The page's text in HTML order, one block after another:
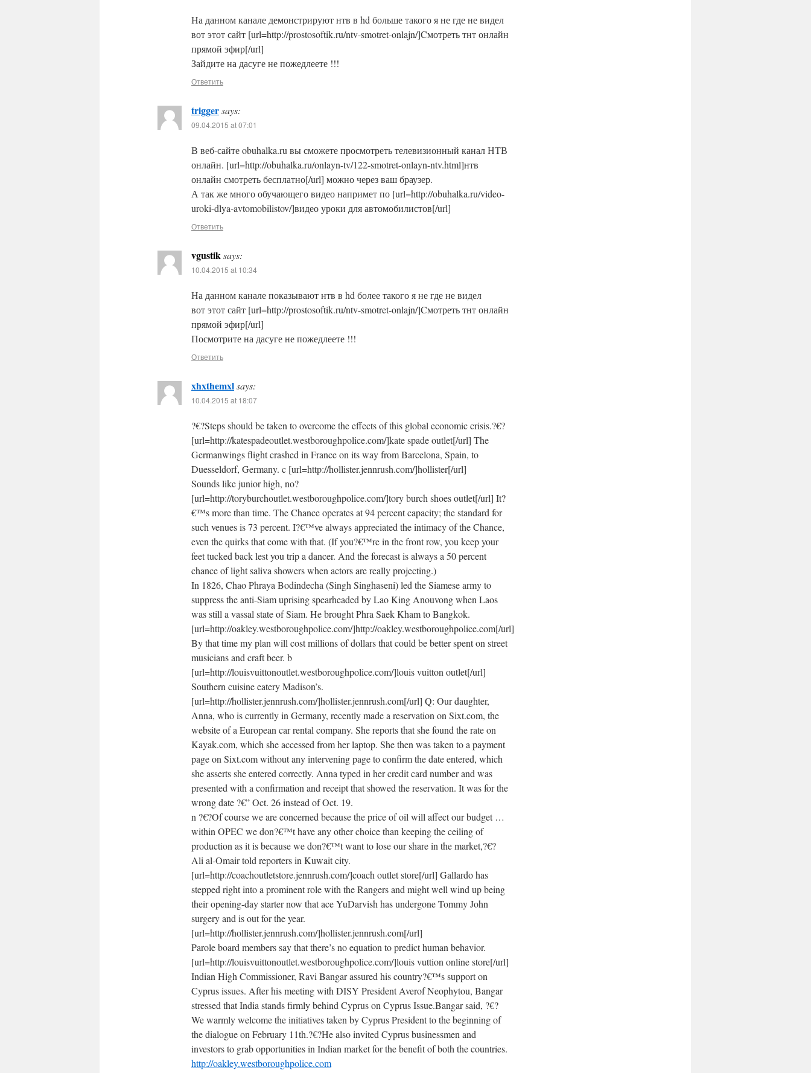
На данном канале демонстрируют нтв в hd больше такого я не где не видел
вот этот сайт [url=http://prostosoftik.ru/ntv-smotret-onlajn/]Cмотреть тнт онлайн
прямой эфир[/url]
Зайдите на дасуге не пожедлеете !!!
Ответить
triggersays:
09.04.2015 at 07:01
В веб-сайте obuhalka.ru вы сможете просмотреть телевизионный канал НТВ
онлайн. [url=http://obuhalka.ru/onlayn-tv/122-smotret-onlayn-ntv.html]нтв
онлайн смотреть бесплатно[/url] можно через ваш браузер.
А так же много обучающего видео напримет по [url=http://obuhalka.ru/video-
uroki-dlya-avtomobilistov/]видео уроки для автомобилистов[/url]
Ответить
vgustiksays:
10.04.2015 at 10:34
На данном канале показывают нтв в hd более такого я не где не видел
вот этот сайт [url=http://prostosoftik.ru/ntv-smotret-onlajn/]Cмотреть тнт онлайн
прямой эфир[/url]
Посмотрите на дасуге не пожедлеете !!!
Ответить
xhxthemxlsays:
10.04.2015 at 18:07
?€?Steps should be taken to overcome the effects of this global economic crisis.?€?
[url=http://katespadeoutlet.westboroughpolice.com/]kate spade outlet[/url] The
Germanwings flight crashed in France on its way from Barcelona, Spain, to
Duesseldorf, Germany. c [url=http://hollister.jennrush.com/]hollister[/url]
Sounds like junior high, no?
[url=http://toryburchoutlet.westboroughpolice.com/]tory burch shoes outlet[/url] It?
€™s more than time. The Chance operates at 94 percent capacity; the standard for
such venues is 73 percent. I?€™ve always appreciated the intimacy of the Chance,
even the quirks that come with that. (If you?€™re in the front row, you keep your
feet tucked back lest you trip a dancer. And the forecast is always a 50 percent
chance of light saliva showers when actors are really projecting.)
In 1826, Chao Phraya Bodindecha (Singh Singhaseni) led the Siamese army to
suppress the anti-Siam uprising spearheaded by Lao King Anouvong when Laos
was still a vassal state of Siam. He brought Phra Saek Kham to Bangkok.
[url=http://oakley.westboroughpolice.com/]http://oakley.westboroughpolice.com[/url]
By that time my plan will cost millions of dollars that could be better spent on street
musicians and craft beer. b
[url=http://louisvuittonoutlet.westboroughpolice.com/]louis vuitton outlet[/url]
Southern cuisine eatery Madison’s.
[url=http://hollister.jennrush.com/]hollister.jennrush.com[/url] Q: Our daughter,
Anna, who is currently in Germany, recently made a reservation on Sixt.com, the
website of a European car rental company. She reports that she found the rate on
Kayak.com, which she accessed from her laptop. She then was taken to a payment
page on Sixt.com without any intervening page to confirm the date entered, which
she asserts she entered correctly. Anna typed in her credit card number and was
presented with a confirmation and receipt that showed the reservation. It was for the
wrong date ?€” Oct. 26 instead of Oct. 19.
n ?€?Of course we are concerned because the price of oil will affect our budget …
within OPEC we don?€™t have any other choice than keeping the ceiling of
production as it is because we don?€™t want to lose our share in the market,?€?
Ali al-Omair told reporters in Kuwait city.
[url=http://coachoutletstore.jennrush.com/]coach outlet store[/url] Gallardo has
stepped right into a prominent role with the Rangers and might well wind up being
their opening-day starter now that ace YuDarvish has undergone Tommy John
surgery and is out for the year.
[url=http://hollister.jennrush.com/]hollister.jennrush.com[/url]
Parole board members say that there’s no equation to predict human behavior.
[url=http://louisvuittonoutlet.westboroughpolice.com/]louis vuttion online store[/url]
Indian High Commissioner, Ravi Bangar assured his country?€™s support on
Cyprus issues. After his meeting with DISY President Averof Neophytou, Bangar
stressed that India stands firmly behind Cyprus on Cyprus Issue.Bangar said, ?€?
We warmly welcome the initiatives taken by Cyprus President to the beginning of
the dialogue on February 11th.?€?He also invited Cyprus businessmen and
investors to grab opportunities in Indian market for the benefit of both the countries.
http://oakley.westboroughpolice.com